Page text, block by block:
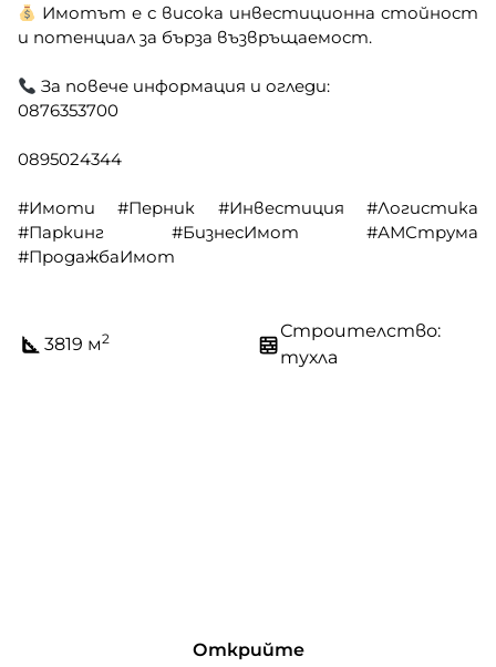
Имотът е с висока инвестиционна стойност
и потенциал за бърза възвръщаемост.
За повече информация и огледи:
0876353700
0895024344
#Имоти #Перник #Инвестиция #Логистика
#Паркинг #БизнесИмот #АМСтрума
#ПродажбаИмот
3819 м2
Строителство:
тухла
Открийте